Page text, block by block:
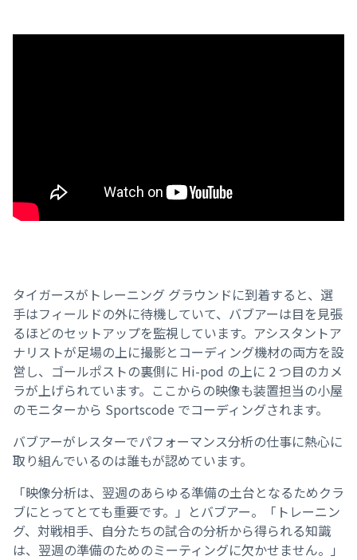
タイガースがトレーニング グラウンドに到着すると、選
手はフィールドの外に待機していて、バブアーは目を見張
るほどのセットアップを監視しています。アシスタントア
ナリストが足場の上に撮影とコーディング機材の両方を設
営し、ゴールポストの裏側に Hi-pod の上に 2 つ目のカメ
ラが上げられています。ここからの映像も装置担当の小屋
のモニターから Sportscode でコーディングされます。
バブアーがレスターでパフォーマンス分析の仕事に熱心に
取り組んでいるのは誰もが認めています。
「映像分析は、翌週のあらゆる準備の土台となるためクラ
ブにとってとても重要です。」とバブアー。「トレーニン
グ、対戦相手、自分たちの試合の分析から得られる知識
は、翌週の準備のためのミーティングに欠かせません。」